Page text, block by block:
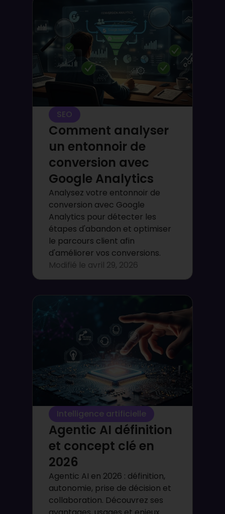
SEO
Comment analyser
un entonnoir de
conversion avec
Google Analytics
Analysez votre entonnoir de
conversion avec Google
Analytics pour détecter les
étapes d'abandon et optimiser
le parcours client afin
d'améliorer vos conversions.
Modifié le avril 29, 2026
Intelligence artificielle
Agentic AI définition
et concept clé en
2026
Agentic AI en 2026 : définition,
autonomie, prise de décision et
collaboration. Découvrez ses